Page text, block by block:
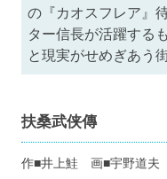
の『カオスフレア』
ター信長が活躍する
と現実がせめぎあう
扶桑武侠傳
作■井上鮭 画■宇野道夫